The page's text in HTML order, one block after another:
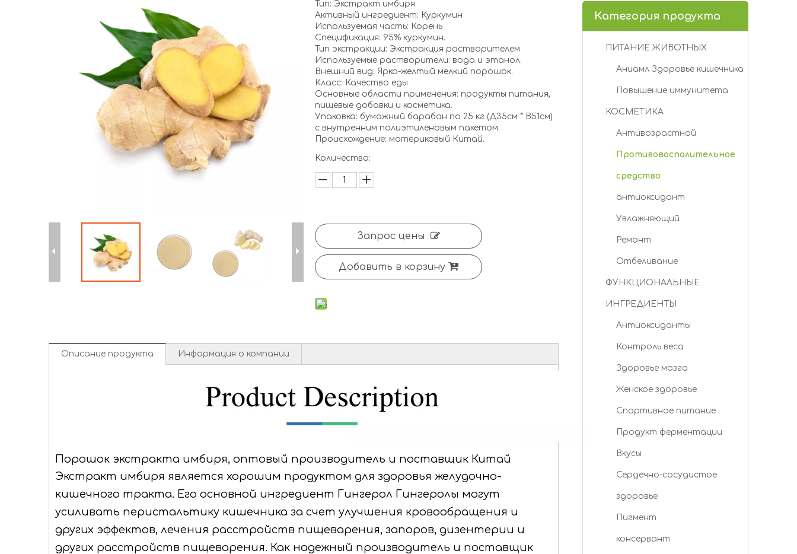
Тип: Экстракт имбиря
Активный ингредиент: Куркумин
Используемая часть: Корень
Спецификация: 95% куркумин.
Тип экстракции: Экстракция растворителем
Используемые растворители: вода и этанол.
Внешний вид: Ярко-желтый мелкий порошок.
Класс: Качество еды
Основные области применения: продукты питания,
пищевые добавки и косметика.
Упаковка: бумажный барабан по 25 кг (Д35см * В51см)
с внутренним полиэтиленовым пакетом.
Происхождение: материковый Китай.
Количество:
Запрос цены
Добавить в корзину
Описание продукта Информация о компании
Порошок экстракта имбиря, оптовый производитель и поставщик Китай
Экстракт имбиря является хорошим продуктом для здоровья желудочно-
кишечного тракта. Его основной ингредиент Гингерол Гингеролы могут
усиливать перистальтику кишечника за счет улучшения кровообращения и
других эффектов, лечения расстройств пищеварения, запоров, дизентерии и
других расстройств пищеварения. Как надежный производитель и поставщик
Категория продукта
ПИТАНИЕ ЖИВОТНЫХ
Аниамл Здоровье кишечника
Повышение иммунитета
КОСМЕТИКА
Антивозрастной
Противовоспалительное
средство
антиоксидант
Увлажняющий
Ремонт
Отбеливание
ФУНКЦИОНАЛЬНЫЕ
ИНГРЕДИЕНТЫ
Антиоксиданты
Контроль веса
Здоровье мозга
Женское здоровье
Спортивное питание
Продукт ферментации
Вкусы
Сердечно-сосудистое
здоровье
Пигмент
консервант